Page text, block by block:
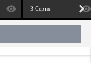
3 Серия